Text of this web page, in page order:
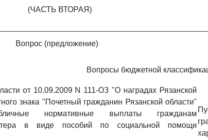
(ЧАСТЬ ВТОРАЯ)
Вопрос (предложение)
Вопросы бюджетной
от 10.09.2009 N 111-ОЗ "О наградах Рязанской
знака "Почетный гражданин Рязанской области"
нормативные выплаты гражданам
в виде пособий по социальной помощи